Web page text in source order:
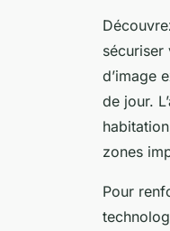
sécuriser
d’image
de jour.
zones
Pour